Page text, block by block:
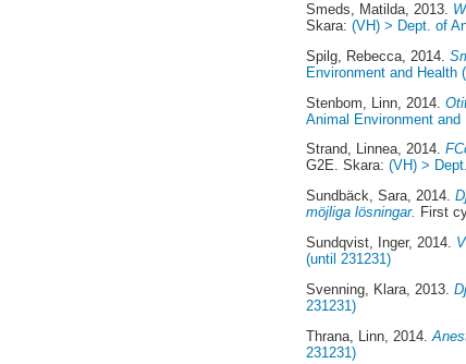
Smeds, Matilda, 2013.
Skara:(VH) > Dept. of
Spilg, Rebecca , 2014.
Environment and Health
Stenbom, Linn , 2014.
Animal Environment and
Strand, Linnea, 2014.
G2E. Skara:(VH) >
Sundbäck, Sara, 2014.
möjliga lösningar. First
Sundqvist, Inger, 2014.
(until 231231)
Svenning, Klara , 2013.
231231)
Thrana, Linn , 2014.
231231)